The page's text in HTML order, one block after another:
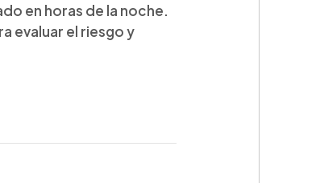
en horas de la noche.
evaluar el riesgo y